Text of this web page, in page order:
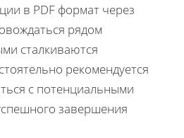
в PDF формат через
рядом
сталкиваются
рекомендуется
с потенциальными
завершения